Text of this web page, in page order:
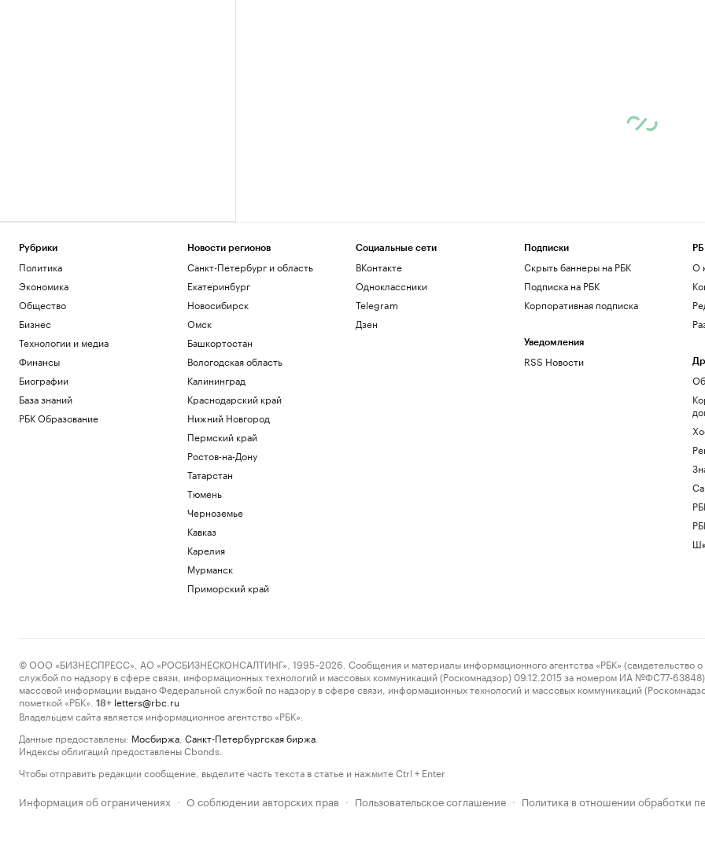
Рубрики
Политика
Экономика
Общество
Бизнес
Технологии и медиа
Финансы
Биографии
База знаний
РБК Образование
Новости регионов
Санкт-Петербург и область
Екатеринбург
Новосибирск
Омск
Башкортостан
Вологодская область
Калининград
Краснодарский край
Нижний Новгород
Пермский край
Ростов-на-Дону
Татарстан
Тюмень
Черноземье
Кавказ
Карелия
Мурманск
Приморский край
Социальные сети
ВКонтакте
Одноклассники
Telegram
Дзен
Подписки
Скрыть баннеры на РБК
Подписка на РБК
Корпоративная подписка
Уведомления
RSS Новости
О
© ООО «БИЗНЕСПРЕСС», АО «РОСБИЗНЕСКОНСАЛТИНГ», 1995–2026. Сообщения и материалы информационного агентства «РБК» (свидетельство о
службой по надзору в сфере связи, информационных технологий и массовых коммуникаций (Роскомнадзор) 09.12.2015 за номером ИА №ФС77-63848)
массовой информации выдано Федеральной службой по надзору в сфере связи, информационных технологий и массовых коммуникаций
пометкой «РБК».
18+ letters@rbc.ru
Владельцем сайта является информационное агентство «РБК».
Данные предоставлены: Мосбиржа Санкт-Петербургская биржа
Индексы облигаций предоставлены Cbonds.
Чтобы отправить редакции сообщение, выделите часть текста в статье и нажмите Ctrl + Enter
Информация об ограничениях · О соблюдении авторских прав · Пользовательское соглашение · Политика в отношении обработки